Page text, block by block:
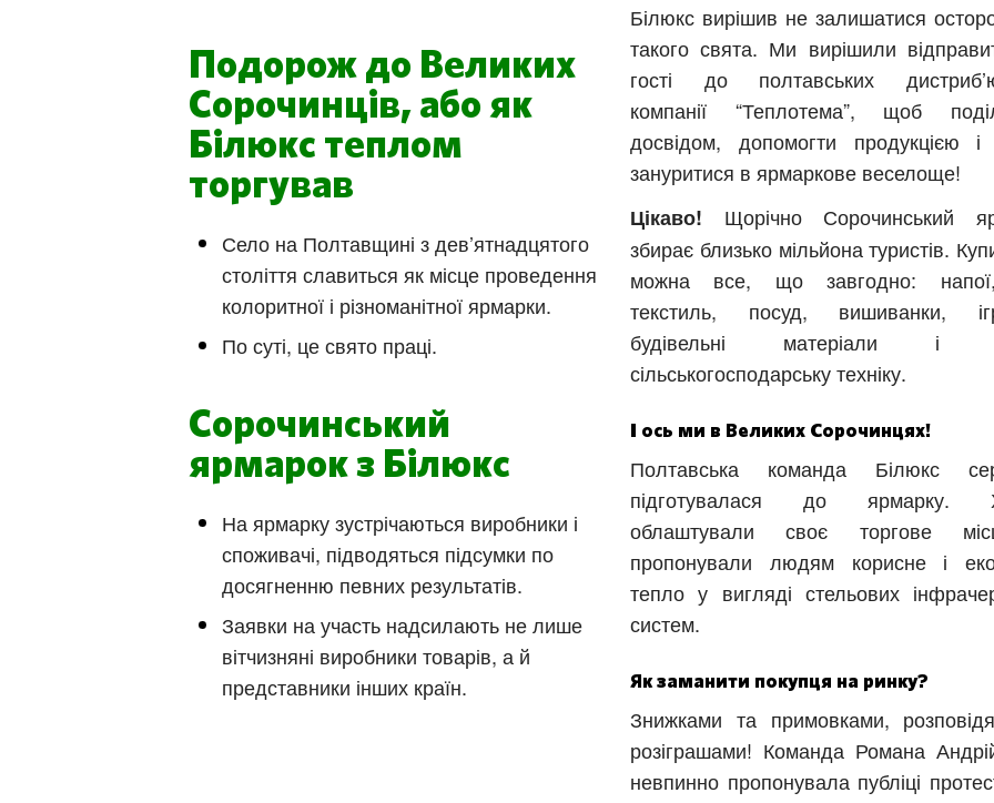
Подорож до Великих
Сорочинців, або як
Білюкс теплом
торгував
Село на Полтавщині з дев’ятнадцятого
століття славиться як місце проведення
колоритної і різноманітної ярмарки.
По суті, це свято праці.
Сорочинський
ярмарок з Білюкс
На ярмарку зустрічаються виробники і
споживачі, підводяться підсумки по
досягненню певних результатів.
Заявки на участь надсилають не лише
вітчизняні виробники товарів, а й
представники інших країн.
Білюкс вирішив не залишатися
такого свята. Ми вирішили
гості до полтавських
компанії “Теплотема”, щоб
досвідом, допомогти продукцією
зануритися в ярмаркове веселоще!
Цікаво! Щорічно Сорочинський
збирає близько мільйона туристів.
можна все, що завгодно:
текстиль, посуд, вишиванки,
будівельні матеріали і
сільськогосподарську техніку.
І ось ми в Великих Сорочинцях!
Полтавська команда Білюкс
підготувалася до ярмарку.
облаштували своє торгове
пропонували людям корисне і
тепло у вигляді стельових
систем.
Як заманити покупця на ринку?
Знижками та примовками,
розіграшами! Команда Романа
невпинно пропонувала публіці
Київ Харків Одесса
Івано-Франківськ
Львів
Вінниця